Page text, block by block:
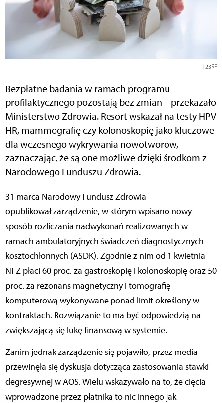
123RF
Bezpłatne badania w ramach programu
profilaktycznego pozostają bez zmian – przekazało
Ministerstwo Zdrowia. Resort wskazał na testy HPV
HR, mammografię czy kolonoskopię jako kluczowe
dla wczesnego wykrywania nowotworów,
zaznaczając, że są one możliwe dzięki środkom z
Narodowego Funduszu Zdrowia.
31 marca Narodowy Fundusz Zdrowia
opublikował zarządzenie, w którym wpisano nowy
sposób rozliczania nadwykonań realizowanych w
ramach ambulatoryjnych świadczeń diagnostycznych
kosztochłonnych (ASDK). Zgodnie z nim od 1 kwietnia
NFZ płaci 60 proc. za gastroskopię i kolonoskopię oraz 50
proc. za rezonans magnetyczny i tomografię
komputerową wykonywane ponad limit określony w
kontraktach. Rozwiązanie to ma być odpowiedzią na
zwiększającą się lukę finansową w systemie.
Zanim jednak zarządzenie się pojawiło, przez media
przewinęła się dyskusja dotycząca zastosowania stawki
degresywnej w AOS. Wielu wskazywało na to, że cięcia
wprowadzone przez płatnika to nic innego jak